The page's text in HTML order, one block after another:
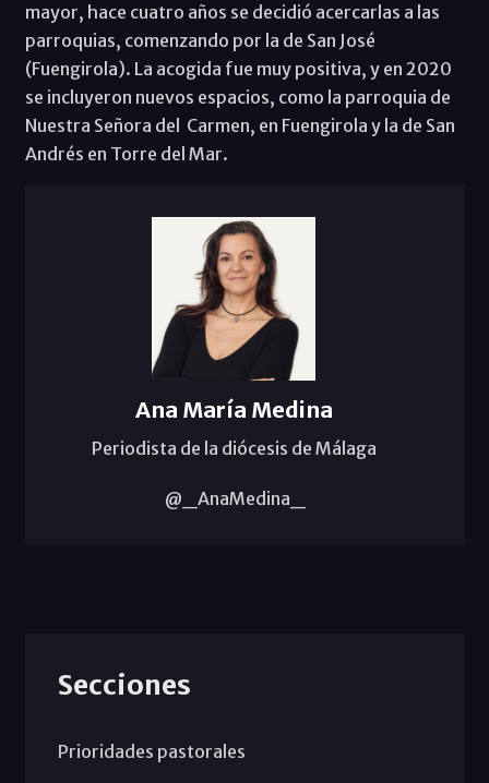
mayor, hace cuatro años se decidió acercarlas a las
parroquias, comenzando por la de San José
(Fuengirola). La acogida fue muy positiva, y en 2020
se incluyeron nuevos espacios, como la parroquia de
Nuestra Señora del Carmen, en Fuengirola y la de San
Andrés en Torre del Mar.
Ana María Medina
Periodista de la diócesis de Málaga
@_AnaMedina_
Secciones
Prioridades pastorales